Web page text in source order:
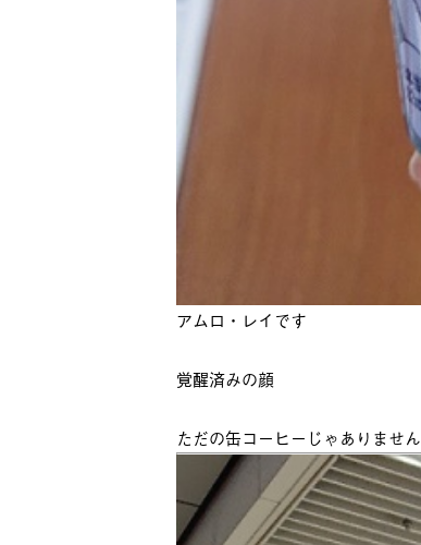
アムロ・レイです
覚醒済みの顔
ただの缶コーヒーじゃありません